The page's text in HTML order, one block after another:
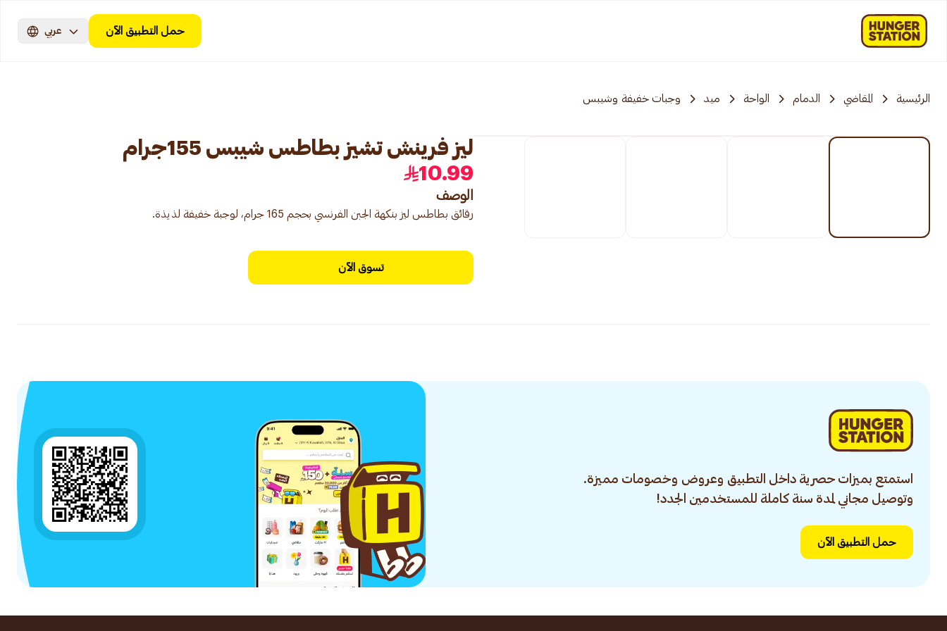
حمل التطبيق الآن عربي
الرئيسية المقاضي الدمام الواحة ميد وجبات خفيفة وشيبس
ليز فرينش تشيز بطاطس شيبس 155جرام
10.99
الوصف
رقائق بطاطس ليز بنكهة الجبن الفرنسي بحجم 165 جرام، لوجبة خفيفة لذيذة.
تسوق الآن
استمتع بميزات حصرية داخل التطبيق وعروض وخصومات مميزة.
وتوصيل مجاني لمدة سنة كاملة للمستخدمين الجدد!
حمل التطبيق الآن